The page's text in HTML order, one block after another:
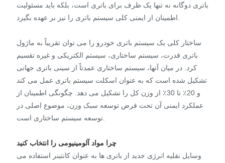
باتری دوگانه نه تنها یک ظرف برای باتری است، بلکه باید مسئولیت
ساختار کلی یک سیستم باتری خودرو را می توان تقریباً به ماژول
باتری قدرت، سیستم ساختاری، سیستم الکتریکی و غیره تقسیم
کرد. در میان آنها، سیستم ساختاری عمدتاً از سینی باتری جهانی
تشکیل شده است که به عنوان اسکلت سیستم باتری عمل می کند
و 20٪ تا 30٪ از وزن کل را تشکیل می دهد. چگونگی اطمینان از
عملکرد ایمنی آن تحت فرض توسعه سبک وزن، موضوع اصلی در
توسعه سیستم ساختاری است.
چرا مواد آلومینیومی را انتخاب کنید
وسایل نقلیه انرژی جدید از باتری ها به عنوان کانتینر استفاده می